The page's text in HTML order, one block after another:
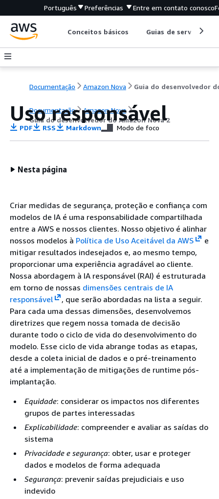
Português Preferências Entre em contato conosco
Conceitos básicos Guias de serviço
Documentação Amazon Nova
Documentação
Amazon Nova
Guia do desenvolvedor do Amazon Nova 2
Uso responsável
PDF RSS Markdown Modo de foco
Nesta página
Criar medidas de segurança, proteção e confiança com
modelos de IA é uma responsabilidade compartilhada
entre a AWS e nossos clientes. Nosso objetivo é alinhar
nossos modelos à Política de Uso Aceitável da AWS
e
mitigar resultados indesejados e, ao mesmo tempo,
proporcionar uma experiência agradável ao cliente.
Nossa abordagem à IA responsável (RAI) é estruturada
em torno de nossas dimensões centrais de IA
responsável
, que serão abordadas na lista a seguir.
Para cada uma dessas dimensões, desenvolvemos
diretrizes que regem nossa tomada de decisão
durante todo o ciclo de vida do desenvolvimento do
modelo. Esse ciclo de vida abrange todas as etapas,
desde a coleta inicial de dados e o pré-treinamento
até a implementação de mitigações de runtime pós-
implantação.
Equidade: considerar os impactos nos diferentes
grupos de partes interessadas
Explicabilidade: compreender e avaliar as saídas do
sistema
Privacidade e segurança: obter, usar e proteger
dados e modelos de forma adequada
Segurança: prevenir saídas prejudiciais e uso
indevido